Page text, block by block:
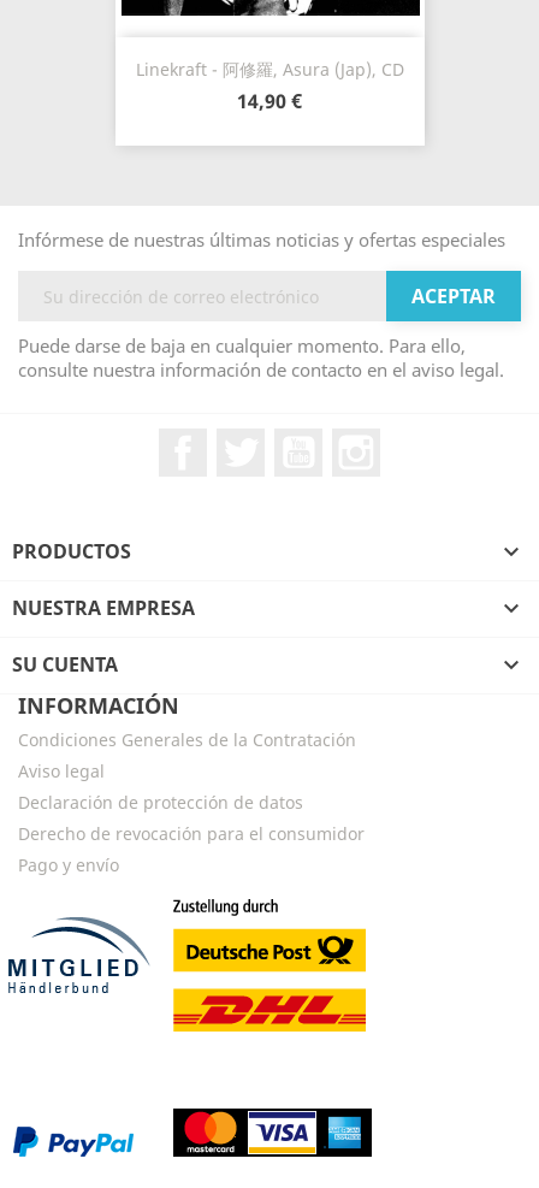
Linekraft - 阿修羅, Asura (Jap), CD
14,90 €
Infórmese de nuestras últimas noticias y ofertas especiales
Puede darse de baja en cualquier momento. Para ello,
consulte nuestra información de contacto en el aviso legal.
PRODUCTOS 
NUESTRA EMPRESA 
SU CUENTA

INFORMACIÓN
Condiciones Generales de la Contratación
Aviso legal
Declaración de protección de datos
Derecho de revocación para el consumidor
Pago y envío